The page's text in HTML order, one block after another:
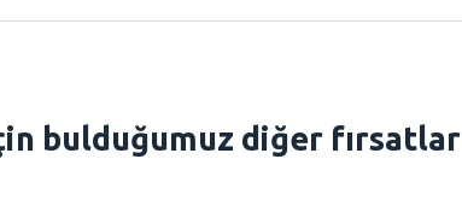
bulduğumuz diğer fırsatlar